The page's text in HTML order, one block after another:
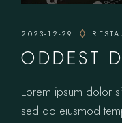
2023-12-29
ODDEST
Lorem ipsum dolor
sed do eiusmod